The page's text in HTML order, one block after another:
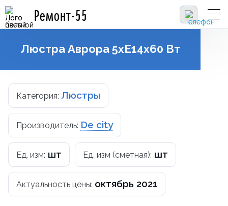
Ремонт-55
Люстра Аврора 5xE14х60 Вт
Категория: Люстры
Производитель: De city
Ед. изм: шт Ед. изм (сметная): шт
Актуальность цены: октябрь 2021